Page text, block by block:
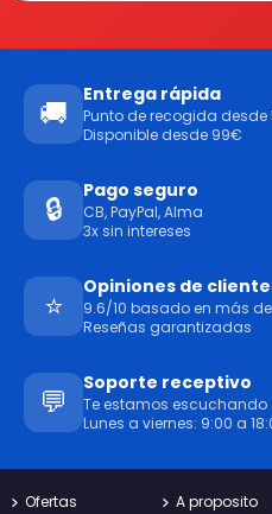
🚚
Entrega rápida
Punto de recogida desde
Disponible desde 99€
🔒
Pago seguro
CB, PayPal, Alma
3x sin intereses
⭐
Opiniones de
9.6/10 basado en más
Reseñas garantizadas
💬
Soporte receptivo
Te estamos escuchando
Lunes a viernes: 9:00 a
Ofertas
A proposito